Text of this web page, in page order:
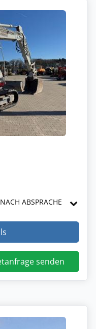
ABSPRACHE
senden